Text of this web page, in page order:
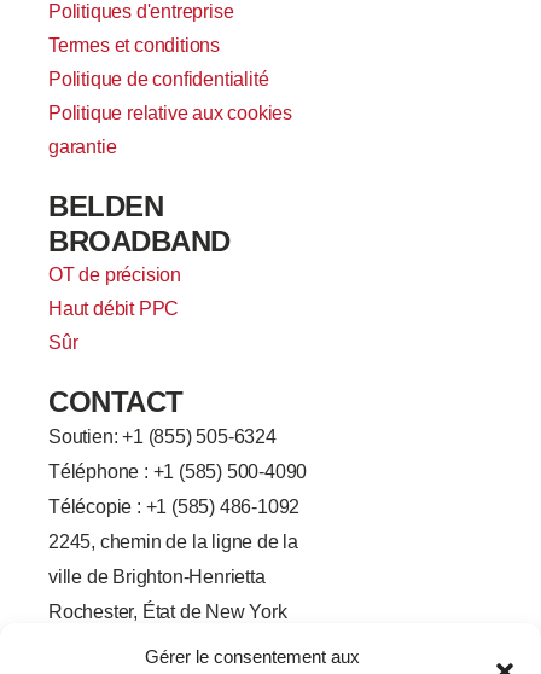
Gérer le consentement aux
Politiques d'entreprise
Termes et conditions
Politique de confidentialité
Politique relative aux cookies
garantie
BELDEN
BROADBAND
OT de précision
Haut débit PPC
Sûr
CONTACT
Soutien: +1 (855) 505-6324
Téléphone : +1 (585) 500-4090
Télécopie : +1 (585) 486-1092
2245, chemin de la ligne de la
ville de Brighton-Henrietta
Rochester, État de New York